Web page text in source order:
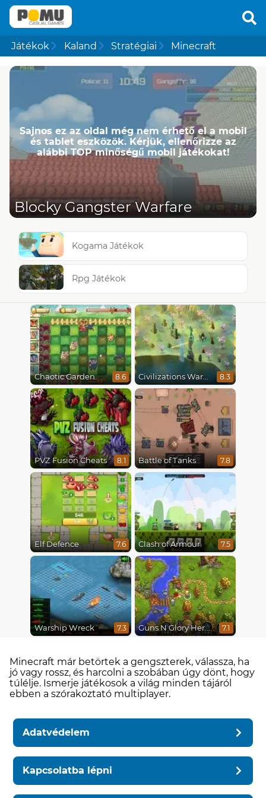
Játékok Kaland Stratégiai Minecraft
Sajnos ez az oldal még nem érhető el a mobil
és tablet eszközök. Kérjük, ellenőrizze az
alábbi TOP minőségű mobil játékokat!
Blocky Gangster Warfare
Kogama Játékok
Rpg Játékok
Chaotic Garden 8.6 Civilizations Wars Master Edition 8.3
PVZ Fusion Cheats 8.1 Battle of Tanks 7.8
Elf Defence 7.6 Clash of Armour 7.5
Warship Wreck 7.3 Guns N Glory Heroes 7.1
Minecraft már betörtek a gengszterek, válassza, ha
jó vagy rossz, és harcolni a szobában úgy dönt, hogy
túlélje. Ismerje játékosok a világ minden tájáról
ebben a szórakoztató multiplayer.
Adatvédelem
Kapcsolatba lépni